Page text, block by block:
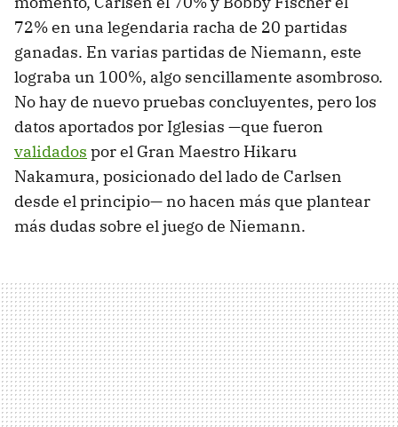
72% en una legendaria racha de 20 partidas
ganadas. En varias partidas de Niemann, este
lograba un 100%, algo sencillamente asombroso.
No hay de nuevo pruebas concluyentes, pero los
datos aportados por Iglesias —que fueron
validados por el Gran Maestro Hikaru
Nakamura, posicionado del lado de Carlsen
desde el principio— no hacen más que plantear
más dudas sobre el juego de Niemann.